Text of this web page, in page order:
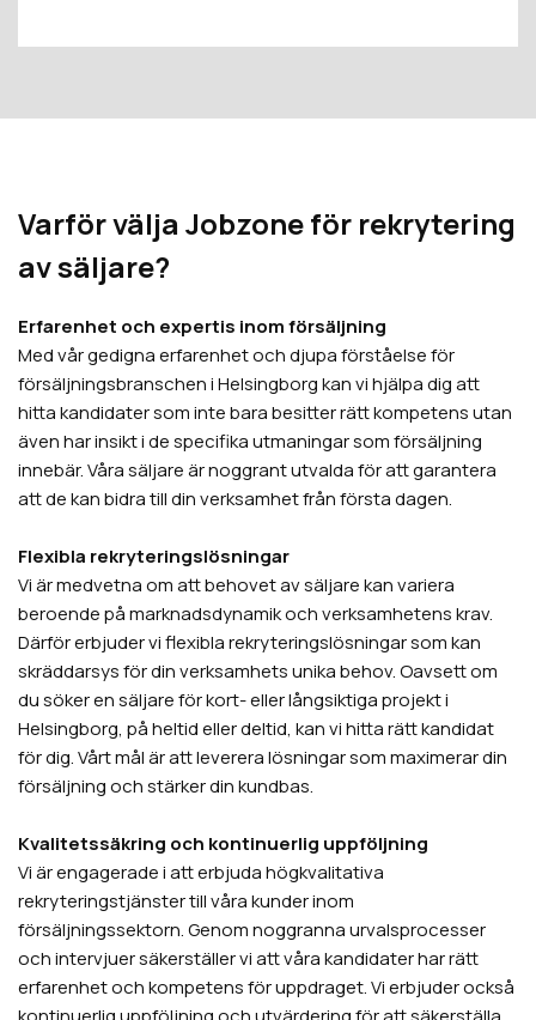
Varför välja Jobzone för rekrytering
av säljare?
Erfarenhet och expertis inom försäljning
Med vår gedigna erfarenhet och djupa förståelse för
försäljningsbranschen i Helsingborg kan vi hjälpa dig att
hitta kandidater som inte bara besitter rätt kompetens utan
även har insikt i de specifika utmaningar som försäljning
innebär. Våra säljare är noggrant utvalda för att garantera
att de kan bidra till din verksamhet från första dagen.
Flexibla rekryteringslösningar
Vi är medvetna om att behovet av säljare kan variera
beroende på marknadsdynamik och verksamhetens krav.
Därför erbjuder vi flexibla rekryteringslösningar som kan
skräddarsys för din verksamhets unika behov. Oavsett om
du söker en säljare för kort- eller långsiktiga projekt i
Helsingborg, på heltid eller deltid, kan vi hitta rätt kandidat
för dig. Vårt mål är att leverera lösningar som maximerar din
försäljning och stärker din kundbas.
Kvalitetssäkring och kontinuerlig uppföljning
Vi är engagerade i att erbjuda högkvalitativa
rekryteringstjänster till våra kunder inom
försäljningssektorn. Genom noggranna urvalsprocesser
och intervjuer säkerställer vi att våra kandidater har rätt
erfarenhet och kompetens för uppdraget. Vi erbjuder också